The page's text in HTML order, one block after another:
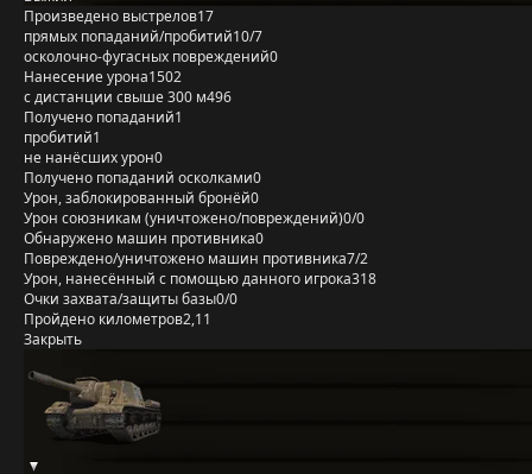
Произведено выстрелов17
прямых попаданий/пробитий10/7
осколочно-фугасных повреждений0
Нанесение урона1502
с дистанции свыше 300 м496
Получено попаданий1
пробитий1
не нанёсших урон0
Получено попаданий осколками0
Урон, заблокированный бронёй0
Урон союзникам (уничтожено/повреждений)0/0
Обнаружено машин противника0
Повреждено/уничтожено машин противника7/2
Урон, нанесённый с помощью данного игрока318
Очки захвата/защиты базы0/0
Пройдено километров2,11
Закрыть